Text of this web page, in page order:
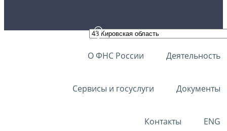
О ФНС России Деятельность
Сервисы и госуслуги Документы
Контакты ENG